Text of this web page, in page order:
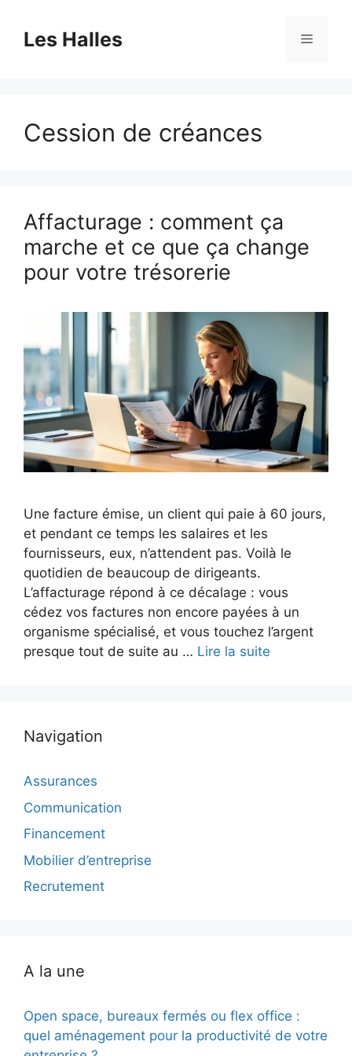
contenuLes Halles Menu
Cession de créances
Affacturage : comment ça
marche et ce que ça change
pour votre trésorerie
Une facture émise, un client qui paie à 60 jours,
et pendant ce temps les salaires et les
fournisseurs, eux, n’attendent pas. Voilà le
quotidien de beaucoup de dirigeants.
L’affacturage répond à ce décalage : vous
cédez vos factures non encore payées à un
organisme spécialisé, et vous touchez l’argent
presque tout de suite au … Lire la suite
Navigation
Assurances
Communication
Financement
Mobilier d’entreprise
Recrutement
A la une
Open space, bureaux fermés ou flex office :
quel aménagement pour la productivité de votre